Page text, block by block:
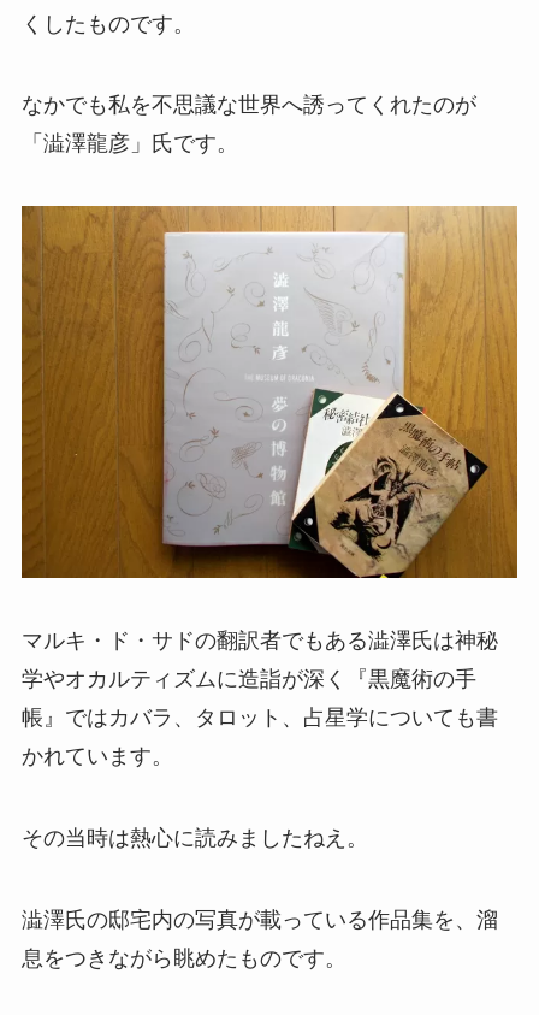
くしたものです。
なかでも私を不思議な世界へ誘ってくれたのが
「澁澤龍彦」氏です。
マルキ・ド・サドの翻訳者でもある澁澤氏は神秘
学やオカルティズムに造詣が深く『黒魔術の手
帳』ではカバラ、タロット、占星学についても書
かれています。
その当時は熱心に読みましたねえ。
澁澤氏の邸宅内の写真が載っている作品集を、溜
息をつきながら眺めたものです。